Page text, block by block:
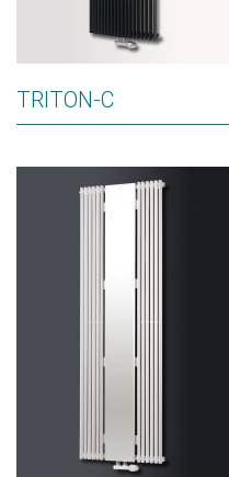
TRITON-C